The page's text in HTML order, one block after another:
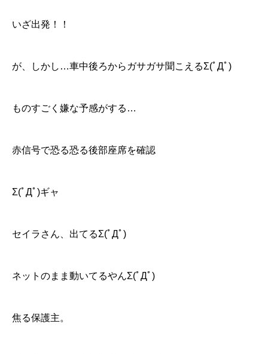
いざ出発！！
が、しかし…車中後ろからガサガサ聞こえるΣ(ﾟДﾟ)
ものすごく嫌な予感がする…
赤信号で恐る恐る後部座席を確認
Σ(ﾟДﾟ)ギャ
セイラさん、出てるΣ(ﾟДﾟ)
ネットのまま動いてるやんΣ(ﾟДﾟ)
焦る保護主。